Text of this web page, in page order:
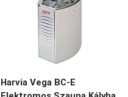
Harvia Vega BC-E